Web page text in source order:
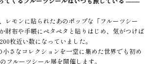
レモンに貼られたあのポップな「フルーツシー
財布や手帳にペタペタと貼りはじめ、気がつけば
枚近い数になっていました。
小さなコレクションを一堂に集めた世界でも初め
フルーツシール展を開催します。